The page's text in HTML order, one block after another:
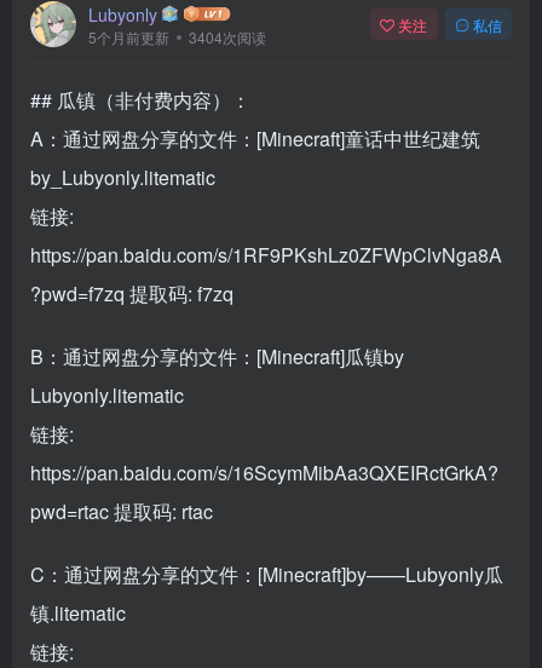
Lubyonly
5个月前更新 3404次阅读
关注 私信
## 瓜镇（非付费内容）：
A：通过网盘分享的文件：[Minecraft]童话中世纪建筑
by_Lubyonly.litematic
链接:
https://pan.baidu.com/s/1RF9PKshLz0ZFWpClvNga8A
?pwd=f7zq 提取码: f7zq
B：通过网盘分享的文件：[Minecraft]瓜镇by
Lubyonly.litematic
链接:
https://pan.baidu.com/s/16ScymMibAa3QXEIRctGrkA?
pwd=rtac提取码: rtac
C：通过网盘分享的文件：[Minecraft]by——Lubyonly瓜
镇.litematic
链接: